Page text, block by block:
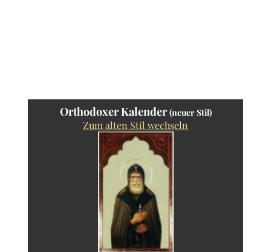
Orthodoxer Kalender(neuer Stil)
Zum alten Stil wechseln